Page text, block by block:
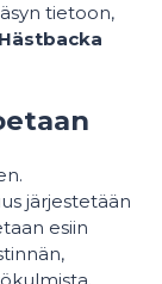
tietoon,
järjestetään
esiin